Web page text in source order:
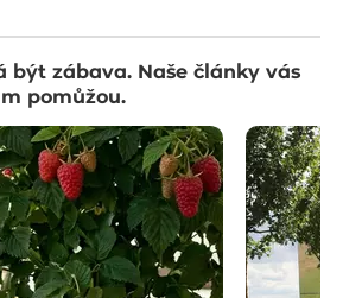
být zábava. Naše články vás
pomůžou.